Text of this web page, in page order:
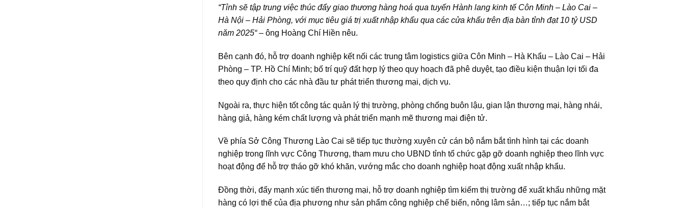
“Tỉnh sẽ tập trung việc thúc đẩy giao thương hàng hoá qua tuyến Hành lang kinh tế Côn Minh – Lào Cai –
Hà Nội – Hải Phòng, với mục tiêu giá trị xuất nhập khẩu qua các cửa khẩu trên địa bàn tỉnh đạt 10 tỷ USD
năm 2025“– ông Hoàng Chí Hiền nêu.
Bên cạnh đó, hỗ trợ doanh nghiệp kết nối các trung tâm logistics giữa Côn Minh – Hà Khẩu – Lào Cai – Hải
Phòng – TP. Hồ Chí Minh; bố trí quỹ đất hợp lý theo quy hoạch đã phê duyệt, tạo điều kiện thuận lợi tối đa
theo quy định cho các nhà đầu tư phát triển thương mại, dịch vụ.
Ngoài ra, thực hiện tốt công tác quản lý thị trường, phòng chống buôn lậu, gian lận thương mại, hàng nhái,
hàng giả, hàng kém chất lượng và phát triển mạnh mẽ thương mại điện tử.
Về phía Sở Công Thương Lào Cai sẽ tiếp tục thường xuyên cử cán bộ nắm bắt tình hình tại các doanh
nghiệp trong lĩnh vực Công Thương, tham mưu cho UBND tỉnh tổ chức gặp gỡ doanh nghiệp theo lĩnh vực
hoạt động để hỗ trợ tháo gỡ khó khăn, vướng mắc cho doanh nghiệp hoạt động xuất nhập khẩu.
Đồng thời, đẩy mạnh xúc tiến thương mại, hỗ trợ doanh nghiệp tìm kiếm thị trường để xuất khẩu những mặt
hàng có lợi thế của địa phương như sản phẩm công nghiệp chế biến, nông lâm sản…; tiếp tục nắm bắt